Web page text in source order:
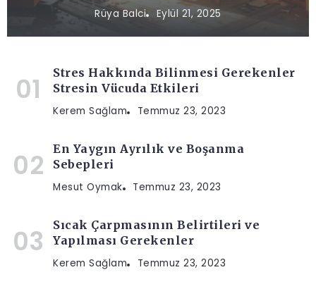
Rüya Balci Eylül 21, 2025
Stres Hakkında Bilinmesi Gerekenler
Stresin Vücuda Etkileri
Kerem Sağlam Temmuz 23, 2023
En Yaygın Ayrılık ve Boşanma
Sebepleri
Mesut Oymak Temmuz 23, 2023
Sıcak Çarpmasının Belirtileri ve
Yapılması Gerekenler
Kerem Sağlam Temmuz 23, 2023